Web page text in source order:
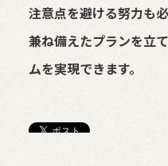
注意点を避ける努力も
兼ね備えたプランを立
ムを実現できます。